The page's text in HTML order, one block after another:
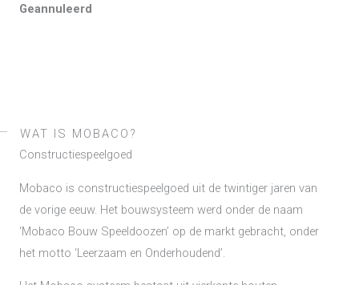
Geannuleerd
WAT IS MOBACO?
Constructiespeelgoed
Mobaco is constructiespeelgoed uit de twintiger jaren van
de vorige eeuw. Het bouwsysteem werd onder de naam
‘Mobaco Bouw Speeldoozen’ op de markt gebracht, onder
het motto ‘Leerzaam en Onderhoudend’.